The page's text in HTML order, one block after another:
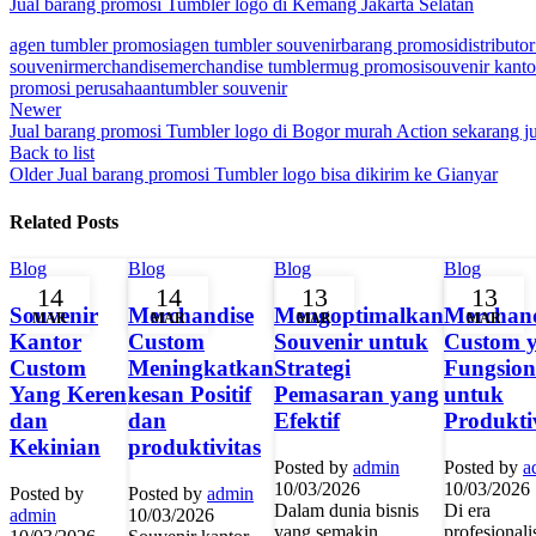
Jual barang promosi Tumbler logo di Kemang Jakarta Selatan
agen tumbler promosiagen tumbler souvenirbarang promosi
souvenirmerchandisemerchandise tumblermug promosisouvenir
promosi perusahaantumbler souvenir
Newer
Jual barang promosi Tumbler logo di Bogor murah Action sekarang
Back to list
Older Jual barang promosi Tumbler logo bisa dikirim ke Gianyar
Related Posts
14
MAR
Blog
Souvenir
Kantor
Custom
Yang Keren
dan
Kekinian
Posted by
admin
14
MAR
Blog
Merchandise
Custom
Meningkatkan
kesan Positif
dan
produktivitas
Posted by admin
10/03/2026
13
MAR
Blog
Mengoptimalkan
Souvenir untuk
Strategi
Pemasaran yang
Efektif
Posted by admin
10/03/2026
Dalam dunia bisnis
yang semakin
13
MAR
Blog
Custom
untuk
Posted by
10/03/2026
Di era